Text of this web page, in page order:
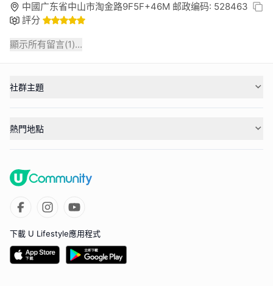
中國广东省中山市淘金路9F5F+46M 邮政编码: 528463
評分
顯示所有留言(1)...
社群主題
熱門地點
下載 U Lifestyle應用程式